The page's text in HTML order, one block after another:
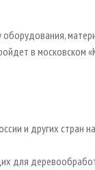
в московском
и других стран
для